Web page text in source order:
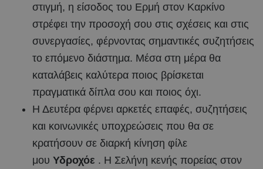
στιγμή, η είσοδος του Ερμή στον Καρκίνο
στρέφει την προσοχή σου στις σχέσεις και στις
συνεργασίες, φέρνοντας σημαντικές συζητήσεις
το επόμενο διάστημα. Μέσα στη μέρα θα
καταλάβεις καλύτερα ποιος βρίσκεται
πραγματικά δίπλα σου και ποιος όχι.
Η Δευτέρα φέρνει αρκετές επαφές, συζητήσεις
και κοινωνικές υποχρεώσεις που θα σε
κρατήσουν σε διαρκή κίνηση φίλε
μου Υδροχόε . Η Σελήνη κενής πορείας στον